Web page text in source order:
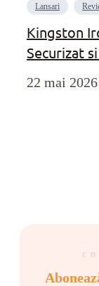
Lansari
Kingston
Securizat
22 mai 2026